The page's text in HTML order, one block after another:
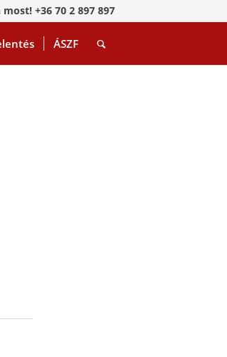
+36 70 2 897 897
ÁSZF